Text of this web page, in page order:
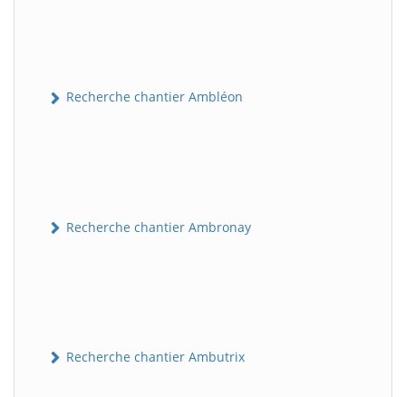
Recherche chantier Ambléon
Recherche chantier Ambronay
Recherche chantier Ambutrix